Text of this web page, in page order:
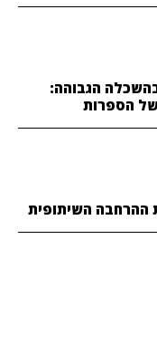
הגבוהה:
הספרות
ההרחבה השיתופית